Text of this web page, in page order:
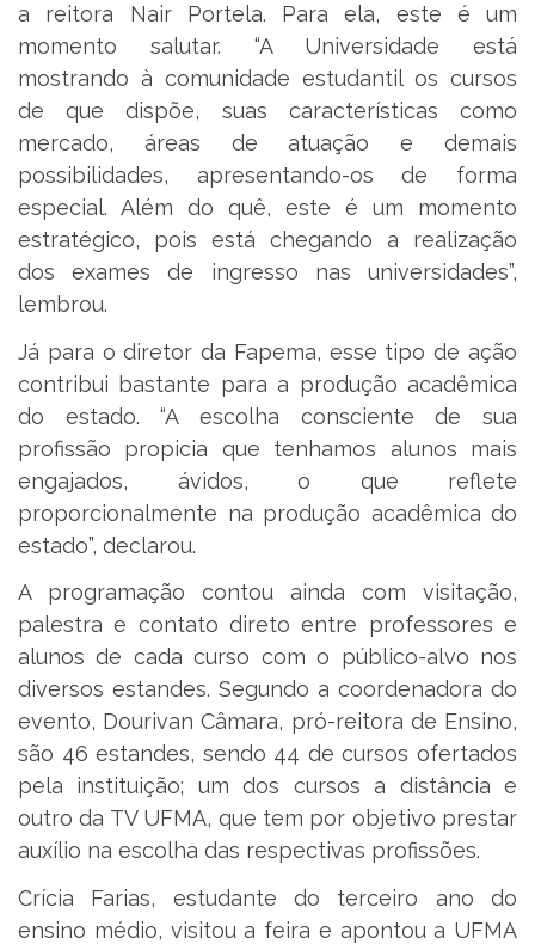
a reitora Nair Portela. Para ela, este é um
momento salutar. “A Universidade está
mostrando à comunidade estudantil os cursos
de que dispõe, suas características como
mercado, áreas de atuação e demais
possibilidades, apresentando-os de forma
especial. Além do quê, este é um momento
estratégico, pois está chegando a realização
dos exames de ingresso nas universidades”,
lembrou.
Já para o diretor da Fapema, esse tipo de ação
contribui bastante para a produção acadêmica
do estado. “A escolha consciente de sua
profissão propicia que tenhamos alunos mais
engajados, ávidos, o que reflete
proporcionalmente na produção acadêmica do
estado”, declarou.
A programação contou ainda com visitação,
palestra e contato direto entre professores e
alunos de cada curso com o público-alvo nos
diversos estandes. Segundo a coordenadora do
evento, Dourivan Câmara, pró-reitora de Ensino,
são 46 estandes, sendo 44 de cursos ofertados
pela instituição; um dos cursos a distância e
outro da TV UFMA, que tem por objetivo prestar
auxílio na escolha das respectivas profissões.
Crícia Farias, estudante do terceiro ano do
ensino médio, visitou a feira e apontou a UFMA